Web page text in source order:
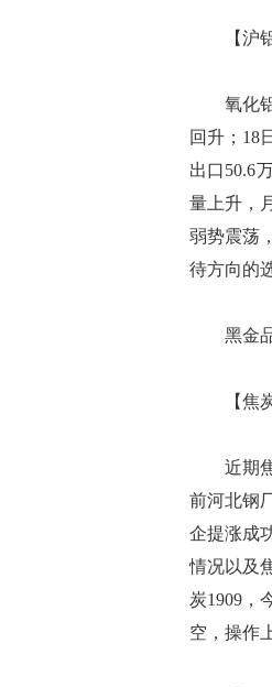
【沪铝
氧化铝
回升；18
出口50.6
量上升，
弱势震荡
待方向的
黑金
【焦炭
近期焦
前河北钢
企提涨成
情况以及
炭1909，
空，操作